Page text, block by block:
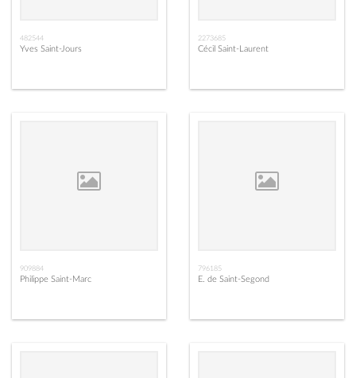
482544
Yves Saint-Jours
2273685
Cécil Saint-Laurent
909884
Philippe Saint-Marc
796185
E. de Saint-Segond